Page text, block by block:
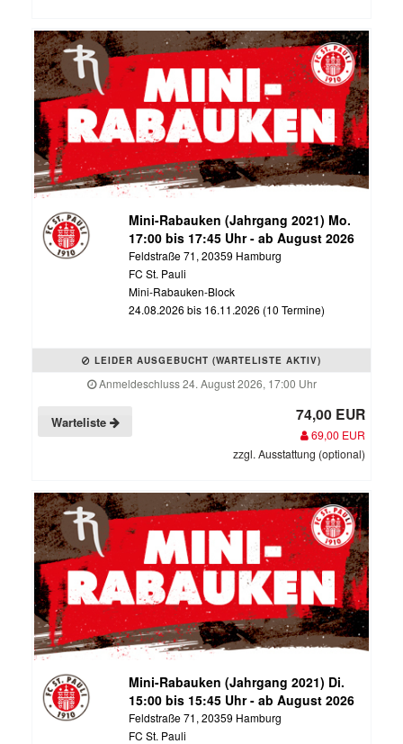
Mini-Rabauken (Jahrgang 2021) Mo.
17:00 bis 17:45 Uhr - ab August 2026
Feldstraße 71, 20359 Hamburg
FC St. Pauli
Mini-Rabauken-Block
24.08.2026 bis 16.11.2026 (10 Termine)
LEIDER AUSGEBUCHT (WARTELISTE AKTIV)
Anmeldeschluss 24. August 2026, 17:00 Uhr
Warteliste 74,00 EUR
69,00 EUR
zzgl. Ausstattung (optional)
Mini-Rabauken (Jahrgang 2021) Di.
15:00 bis 15:45 Uhr - ab August 2026
Feldstraße 71, 20359 Hamburg
FC St. Pauli